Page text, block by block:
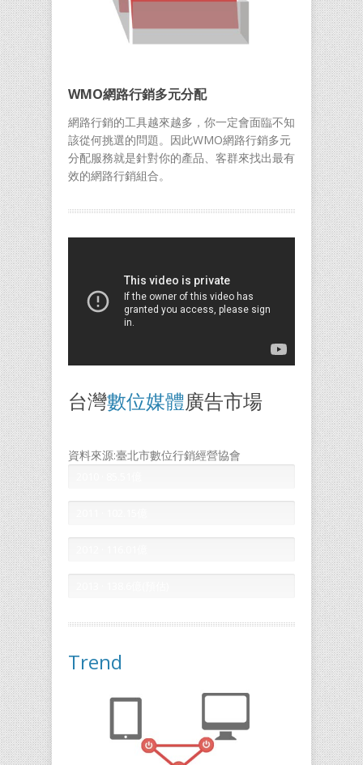
WMO網路行銷多元分配
網路行銷的工具越來越多，你一定會面臨不知
該從何挑選的問題。因此WMO網路行銷多元
分配服務就是針對你的產品、客群來找出最有
效的網路行銷組合。
台灣數位媒體廣告市場
資料來源:臺北市數位行銷經營協會
Trend